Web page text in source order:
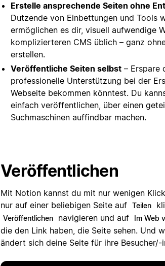
Erstelle ansprechende Seiten ohne
Dutzende von Einbettungen und Tools
ermöglichen es dir, visuell aufwendige
komplizierteren CMS üblich – ganz
erstellen.
Veröffentliche Seiten selbst – Erspare
professionelle Unterstützung bei der
Webseite bekommen könntest. Du
einfach veröffentlichen, über einen
Suchmaschinen auffindbar machen.
Veröffentlichen
Mit Notion kannst du mit nur wenigen
nur auf einer beliebigen Seite auf Teilen
Veröffentlichen navigieren und auf Im Web
die den Link haben, die Seite sehen. Und
ändert sich deine Seite für ihre